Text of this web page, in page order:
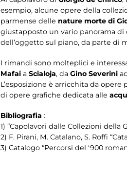
esempio, alcune opere della
parmense delle nature morte di
giustapposto un vario panorama
dell’oggetto sul piano, da parte di
I rimandi sono molteplici e
Mafai a Scialoja, da Gino Severini
L’esposizione è arricchita da opere
di opere grafiche dedicata alle
Bibliografia :
1) “Capolavori dalle Collezioni della
2) F. Pirani, M. Catalano, S. Roffi
3) Catalogo “Percorsi del ‘900